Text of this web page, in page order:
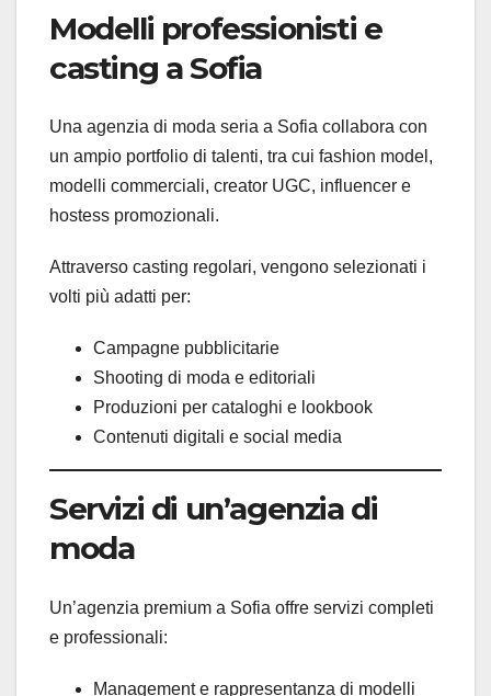
Modelli professionisti e
casting a Sofia
Una agenzia di moda seria a Sofia collabora con
un ampio portfolio di talenti, tra cui fashion model,
modelli commerciali, creator UGC, influencer e
hostess promozionali.
Attraverso casting regolari, vengono selezionati i
volti più adatti per:
Campagne pubblicitarie
Shooting di moda e editoriali
Produzioni per cataloghi e lookbook
Contenuti digitali e social media
Servizi di un’agenzia di
moda
Un’agenzia premium a Sofia offre servizi completi
e professionali:
Management e rappresentanza di modelli